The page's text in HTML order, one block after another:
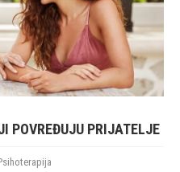
POVREĐUJU PRIJATELJE